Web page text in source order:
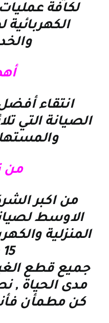
لكافة
انتقاء
الصيانة التي
من
من اكبر
الاوسط
المنزلية
15 عاما
جميع قطع
مدى الحياة ,
كن مطمأن